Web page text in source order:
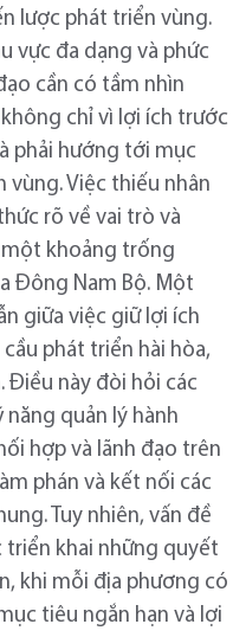
lược phát triển vùng.
vực đa dạng và phức
cần có tầm nhìn
chỉ vì lợi ích trước
phải hướng tới mục
Việc thiếu nhân
rõ về vai trò và
khoảng trống
Đông Nam Bộ. Một
giữa việc giữ lợi ích
phát triển hài hòa,
Điều này đòi hỏi các
năng quản lý hành
hợp và lãnh đạo trên
phán và kết nối các
Tuy nhiên, vấn đề
triển khai những quyết
khi mỗi địa phương có
tiêu ngắn hạn và lợi